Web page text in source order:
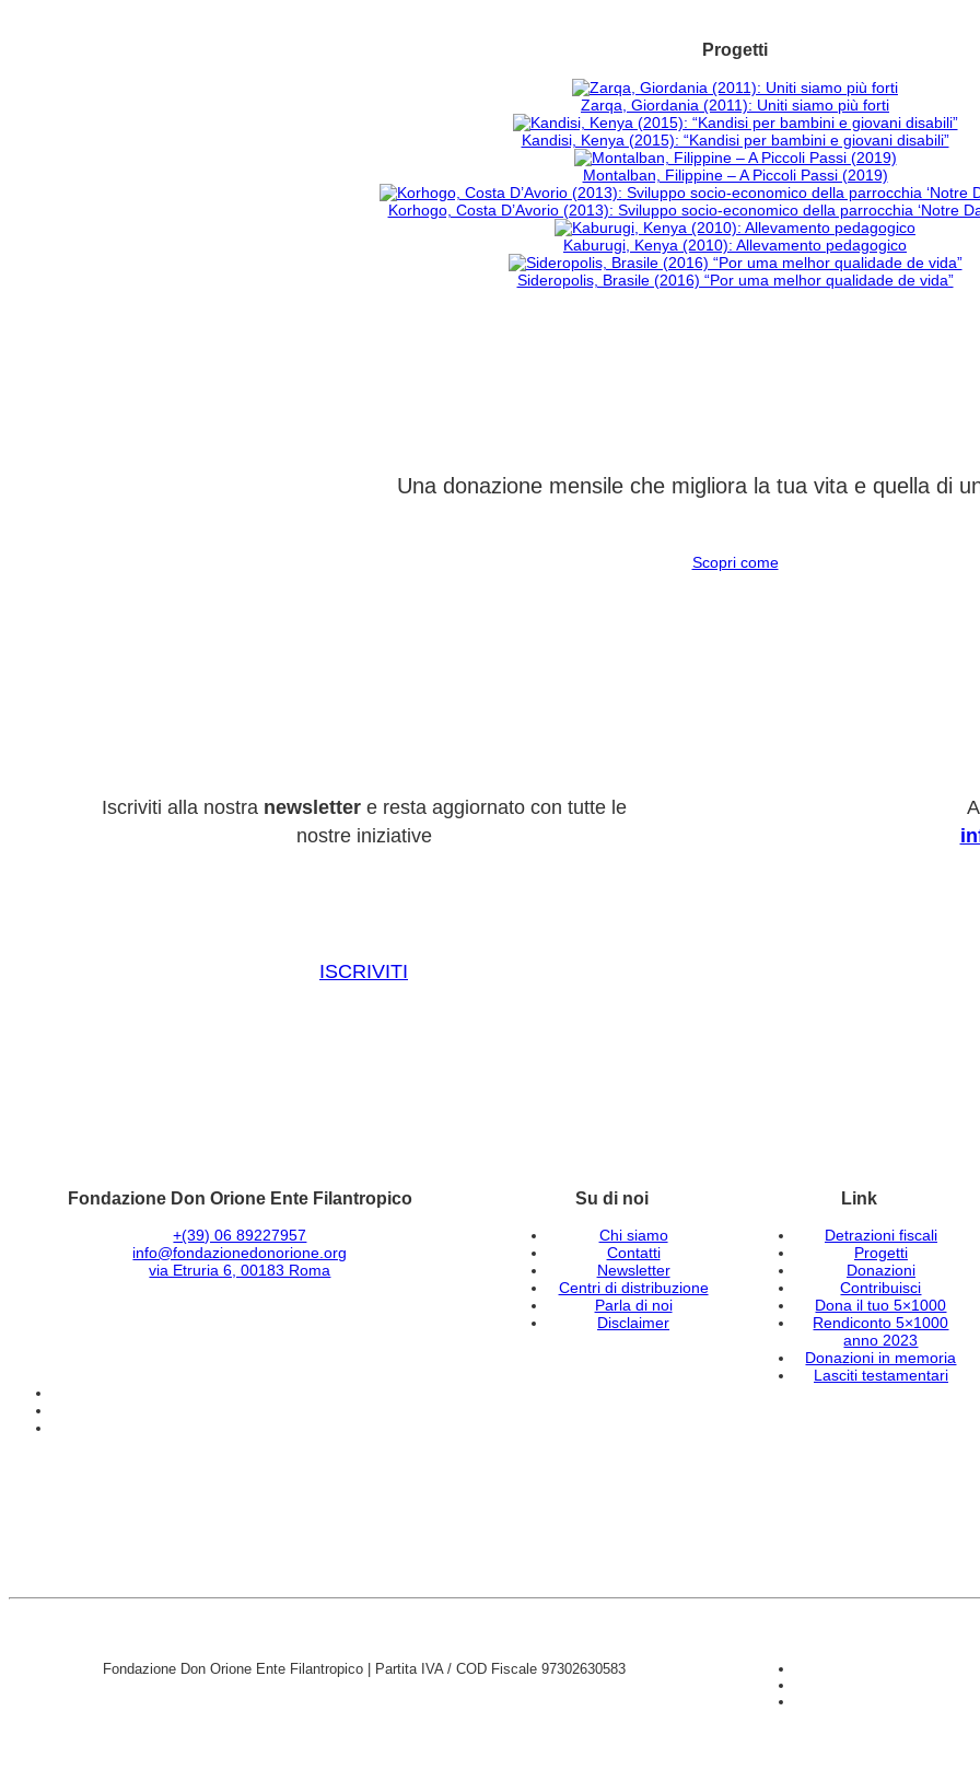
Progetti
Zarqa, Giordania (2011): Uniti siamo più forti
Kandisi, Kenya (2015): “Kandisi per bambini e giovani disabili”
Montalban, Filippine – A Piccoli Passi (2019)
Korhogo, Costa D’Avorio (2013): Sviluppo socio-economico della parrocchia ‘Notre
Kaburugi, Kenya (2010): Allevamento pedagogico
Sideropolis, Brasile (2016) “Por uma melhor qualidade de vida”
Una donazione mensile che migliora la tua vita e quella di
Scopri come
Iscriviti alla nostra newslettere resta aggiornato con tutte le
nostre iniziative
ISCRIVITI
Fondazione Don Orione Ente Filantropico
+(39) 06 89227957
info@fondazionedonorione.org
via Etruria 6, 00183 Roma
Su di noi
Chi siamo
Contatti
Newsletter
Centri di distribuzione
Parla di noi
Disclaimer
Link
Detrazioni fiscali
Progetti
Donazioni
Contribuisci
Dona il tuo 5×1000
Rendiconto 5×1000
anno 2023
Donazioni in memoria
Lasciti testamentari
Fondazione Don Orione Ente Filantropico | Partita IVA / COD Fiscale 97302630583